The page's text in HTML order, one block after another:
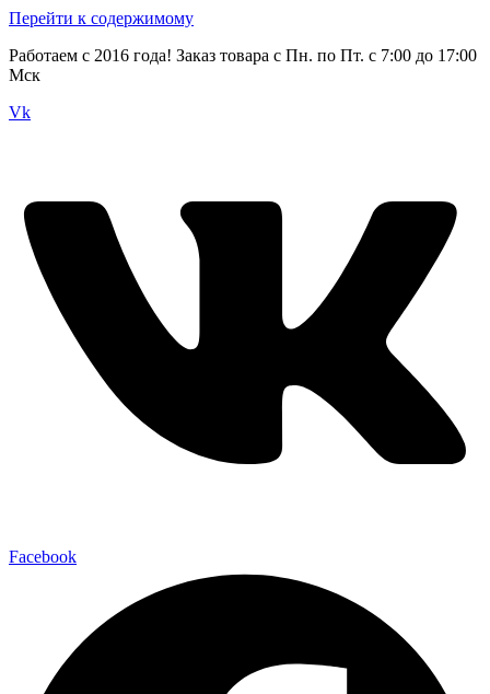
Перейти к содержимому
Работаем с 2016 года! Заказ товара с Пн. по Пт. с 7:00 до 17:00
Мск
Vk
Facebook